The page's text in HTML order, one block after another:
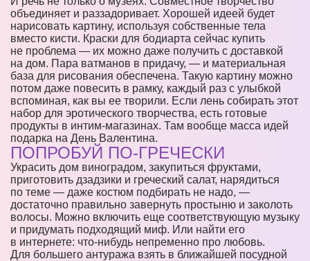
объединяет и раззадоривает. Хорошей идеей будет
нарисовать картину, используя собственные тела
вместо кисти. Краски для бодиарта сейчас купить
не проблема — их можно даже получить с доставкой
на дом. Пара ватманов в придачу, — и материальная
база для рисования обеспечена. Такую картину можно
потом даже повесить в рамку, каждый раз с улыбкой
вспоминая, как вы ее творили. Если лень собирать этот
набор для эротического творчества, есть готовые
продукты в интим-магазинах. Там вообще масса идей
подарка на День Валентина.
ПОПРОБУЙ ПО-ГРЕЧЕСКИ
Украсить дом виноградом, закупиться фруктами,
приготовить дзадзики и греческий салат, нарядиться
по теме — даже костюм подбирать не надо, —
достаточно правильно завернуть простыню и заколоть
волосы. Можно включить еще соответствующую музыку
и придумать подходящий миф. Или найти его
в интернете: что-нибудь непременно про любовь.
Для большего антуража взять в ближайшей посудной